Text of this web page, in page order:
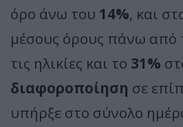
όρο άνω του 14%, και
μέσους όρους πάνω από
τις ηλικίες και το 31%
διαφοροποίηση σε
υπήρξε στο σύνολο